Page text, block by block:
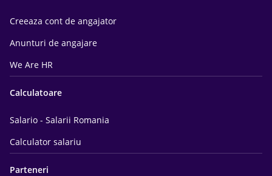
Creeaza cont de angajator
Anunturi de angajare
We Are HR
Calculatoare
Salario - Salarii Romania
Calculator salariu
Parteneri